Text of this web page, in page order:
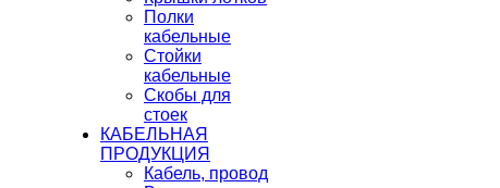
Полки
кабельные
Стойки
кабельные
Скобы для
стоек
КАБЕЛЬНАЯ
ПРОДУКЦИЯ
Кабель, провод